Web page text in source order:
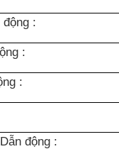
:
:
:
động :